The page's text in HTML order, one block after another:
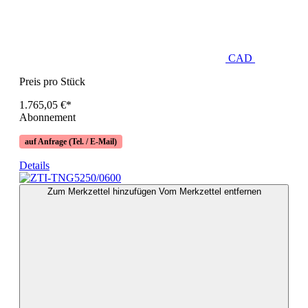
CAD
Preis pro Stück
1.765,05 €*
Abonnement
auf Anfrage (Tel. / E-Mail)
Details
Zum Merkzettel hinzufügen Vom Merkzettel entfernen